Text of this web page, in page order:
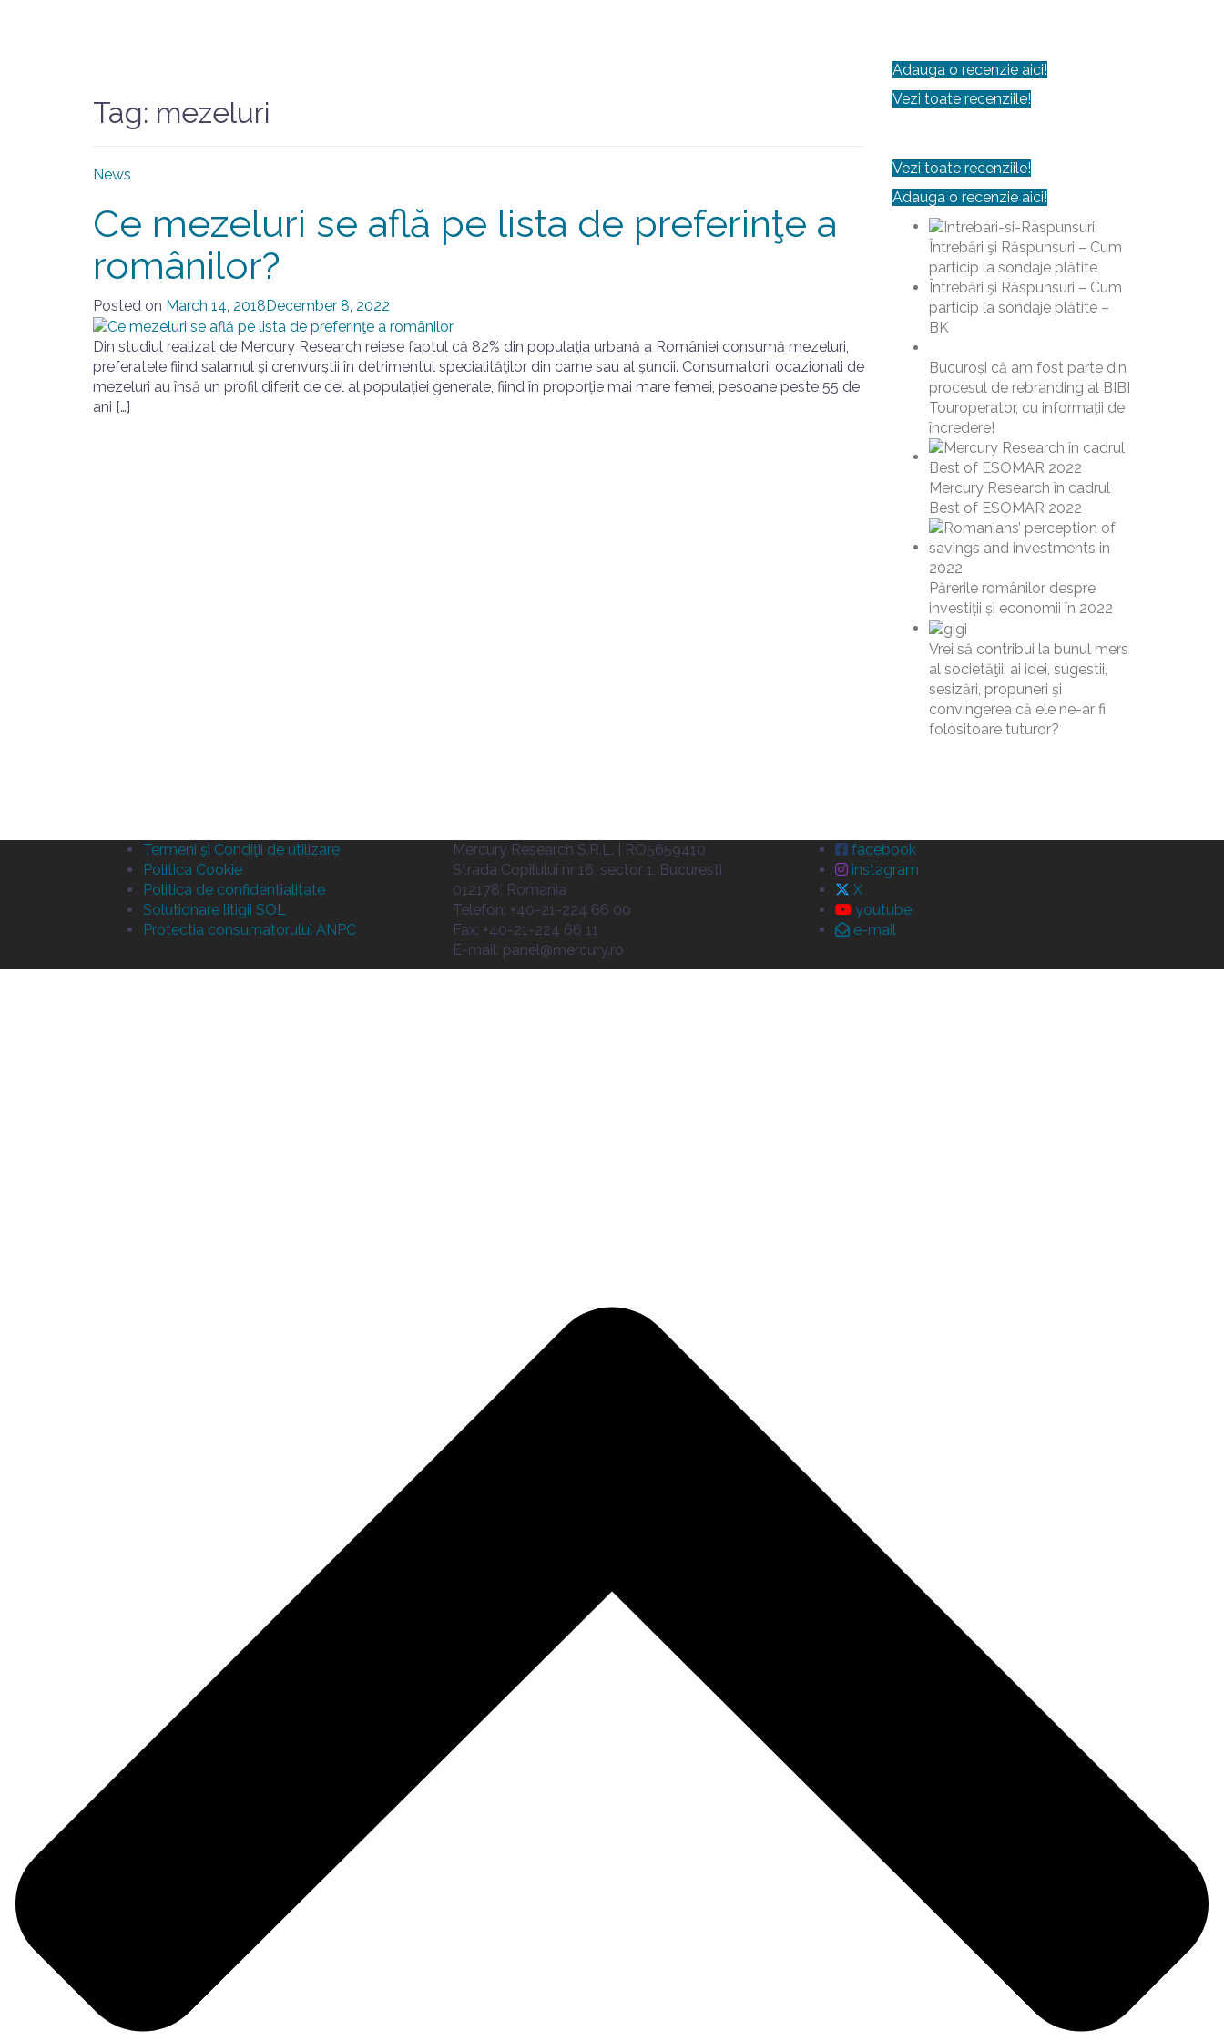
Tag: mezeluri
News
Ce mezeluri se află pe lista de preferinţe a
românilor?
Posted on March 14, 2018December 8, 2022
Din studiul realizat de Mercury Research reiese faptul că 82% din populaţia urbană a României consumă mezeluri,
preferatele fiind salamul şi crenvurştii în detrimentul specialităţilor din carne sau al şuncii. Consumatorii ocazionali de
mezeluri au însă un profil diferit de cel al populației generale, fiind în proporție mai mare femei, pesoane peste 55 de
ani […]
Adauga o recenzie aici!
Vezi toate recenziile!
Vezi toate recenziile!
Adauga o recenzie aici!
Întrebări şi Răspunsuri – Cum
particip la sondaje plătite
Întrebări şi Răspunsuri – Cum
particip la sondaje plătite –
BK
Bucuroși că am fost parte din
procesul de rebranding al BIBI
Touroperator, cu informații de
încredere!
Mercury Research în cadrul
Best of ESOMAR 2022
Părerile românilor despre
investiții și economii în 2022
Vrei să contribui la bunul mers
al societăţii, ai idei, sugestii,
sesizări, propuneri şi
convingerea că ele ne-ar fi
folositoare tuturor?
Termeni şi Condiţii de utilizare
Politica Cookie
Politica de confidentialitate
Solutionare litigii SOL
Protectia consumatorului ANPC
Mercury Research S.R.L. | RO5659410
Strada Copilului nr 16, sector 1, Bucuresti
012178, Romania
Telefon: +40-21-224 66 00
Fax: +40-21-224 66 11
E-mail: panel@mercury.ro
facebook
instagram
X
youtube
e-mail